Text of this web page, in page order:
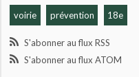
voirie prévention 18e
S'abonner au flux RSS
S'abonner au flux ATOM